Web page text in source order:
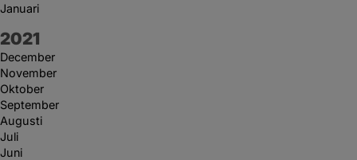
Januari
År:
2021
December
November
Oktober
September
Augusti
Juli
Juni